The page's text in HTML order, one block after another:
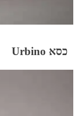
כסא Urbino